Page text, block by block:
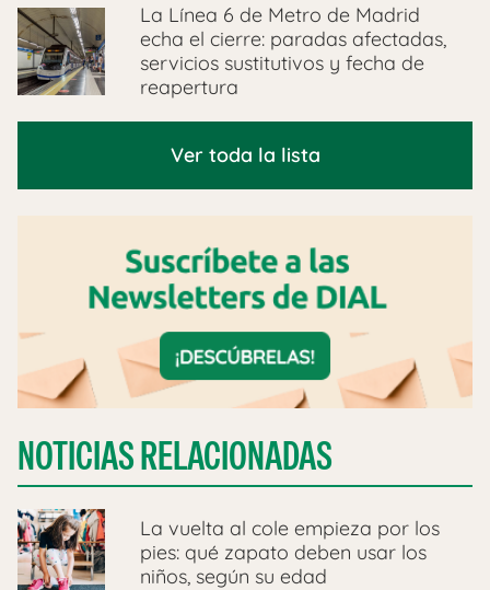
La Línea 6 de Metro de Madrid
echa el cierre: paradas afectadas,
servicios sustitutivos y fecha de
reapertura
Ver toda la lista
NOTICIAS RELACIONADAS
La vuelta al cole empieza por los
pies: qué zapato deben usar los
niños, según su edad